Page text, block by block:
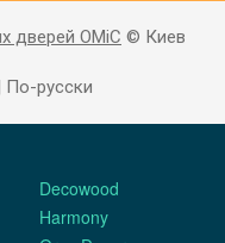
дверей OMiC © Киев
По-русски
Decowood
Harmony